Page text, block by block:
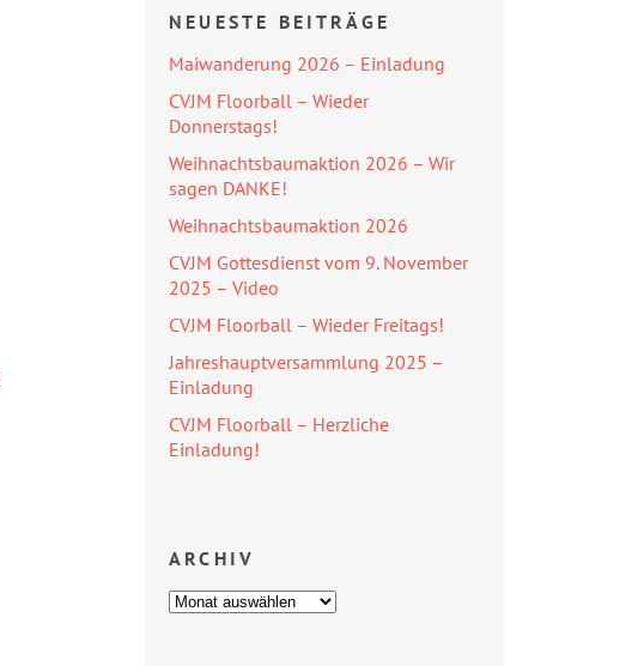
NEUESTE BEITRÄGE
Maiwanderung 2026 – Einladung
CVJM Floorball – Wieder
Donnerstags!
Weihnachtsbaumaktion 2026 – Wir
sagen DANKE!
Weihnachtsbaumaktion 2026
CVJM Gottesdienst vom 9. November
2025 – Video
CVJM Floorball – Wieder Freitags!
Jahreshauptversammlung 2025 –
Einladung
CVJM Floorball – Herzliche
Einladung!
ARCHIV